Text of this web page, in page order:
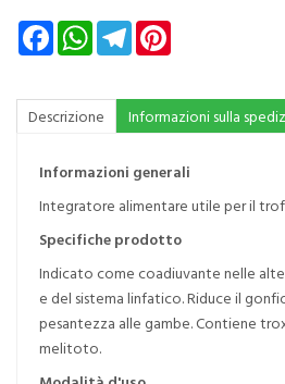
FacebookWhatsAppTelegram
Descrizione Informazioni sulla
Informazioni generali
Integratore alimentare utile per il
Specifiche prodotto
Indicato come coadiuvante nelle
e del sistema linfatico. Riduce il
pesantezza alle gambe. Contiene
melitoto.